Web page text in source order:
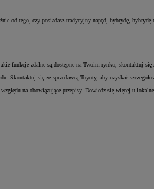
od tego, czy posiadasz tradycyjny napęd, hybrydę,
funkcje zdalne są dostępne na Twoim rynku, skontaktuj
Skontaktuj się ze sprzedawcą Toyoty, aby uzyskać
na obowiązujące przepisy. Dowiedz się więcej u